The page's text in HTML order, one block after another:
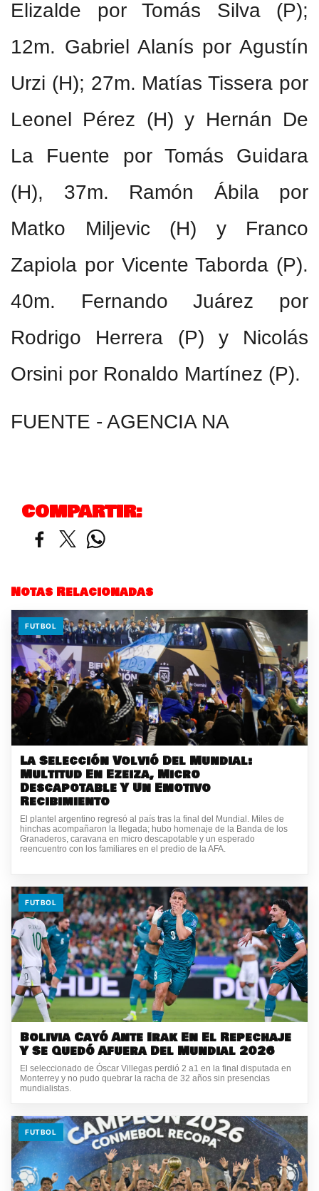
Elizalde por Tomás Silva (P);
12m. Gabriel Alanís por Agustín
Urzi (H); 27m. Matías Tissera por
Leonel Pérez (H) y Hernán De
La Fuente por Tomás Guidara
(H), 37m. Ramón Ábila por
Matko Miljevic (H) y Franco
Zapiola por Vicente Taborda (P).
40m. Fernando Juárez por
Rodrigo Herrera (P) y Nicolás
Orsini por Ronaldo Martínez (P).
FUENTE - AGENCIA NA
COMPARTIR:
Notas Relacionadas
FUTBOL
La Selección Volvió Del Mundial:
Multitud En Ezeiza, Micro
Descapotable Y Un Emotivo
Recibimiento
El plantel argentino regresó al país tras la final del Mundial. Miles de
hinchas acompañaron la llegada; hubo homenaje de la Banda de los
Granaderos, caravana en micro descapotable y un esperado
reencuentro con los familiares en el predio de la AFA.
FUTBOL
Bolivia Cayó Ante Irak En El Repechaje
Y Se Quedó Afuera Del Mundial 2026
El seleccionado de Óscar Villegas perdió 2 a1 en la final disputada en
Monterrey y no pudo quebrar la racha de 32 años sin presencias
mundialistas.
FUTBOL